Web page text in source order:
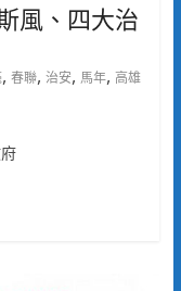
風、四大治
, 春聯, 治安, 馬年, 高雄